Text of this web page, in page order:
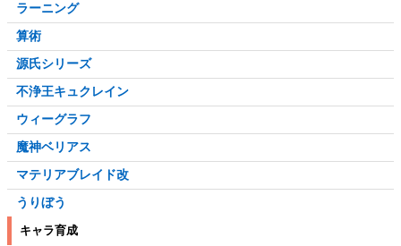
ラーニング
算術
源氏シリーズ
不浄王キュクレイン
ウィーグラフ
魔神ベリアス
マテリアブレイド改
うりぼう
キャラ育成